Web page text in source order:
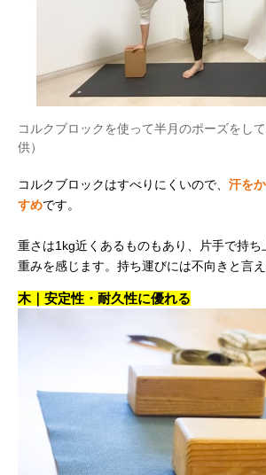
コルクブロックを使って半月のポーズをし
供）
コルクブロックはすべりにくいので、 汗を
すめです。
重さは1kg近くあるものもあり、片手で持
重みを感じます。持ち運びには不向きと言え
木｜安定性・耐久性に優れる